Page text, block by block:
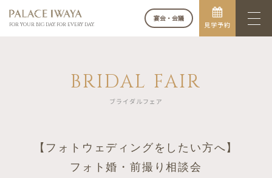
FOR YOUR BIG DAY. FOR EVERY DAY.
宴会・会議
見学予約
BRIDAL FAIR
ブライダルフェア
【フォトウェディングをしたい方へ】
フォト婚・前撮り相談会